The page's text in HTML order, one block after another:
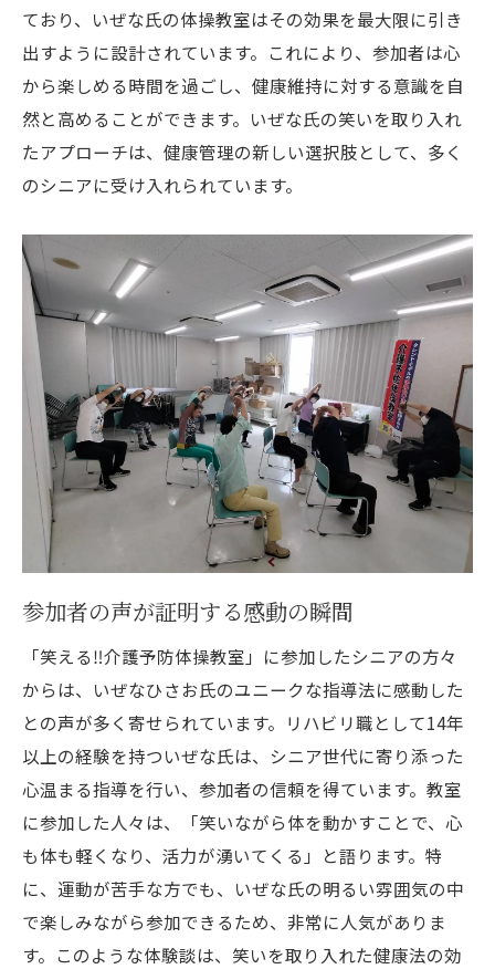
ており、いぜな氏の体操教室はその効果を最大限に引き
出すように設計されています。これにより、参加者は心
から楽しめる時間を過ごし、健康維持に対する意識を自
然と高めることができます。いぜな氏の笑いを取り入れ
たアプローチは、健康管理の新しい選択肢として、多く
のシニアに受け入れられています。
参加者の声が証明する感動の瞬間
「笑える‼️介護予防体操教室」に参加したシニアの方々
からは、いぜなひさお氏のユニークな指導法に感動した
との声が多く寄せられています。リハビリ職として14年
以上の経験を持ついぜな氏は、シニア世代に寄り添った
心温まる指導を行い、参加者の信頼を得ています。教室
に参加した人々は、「笑いながら体を動かすことで、心
も体も軽くなり、活力が湧いてくる」と語ります。特
に、運動が苦手な方でも、いぜな氏の明るい雰囲気の中
で楽しみながら参加できるため、非常に人気がありま
す。このような体験談は、笑いを取り入れた健康法の効